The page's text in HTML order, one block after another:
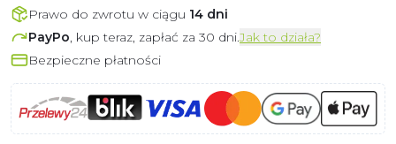
Prawo do zwrotu w ciągu 14 dni
PayPo , kup teraz, zapłać za 30 dni.Jak to działa?
Bezpieczne płatności